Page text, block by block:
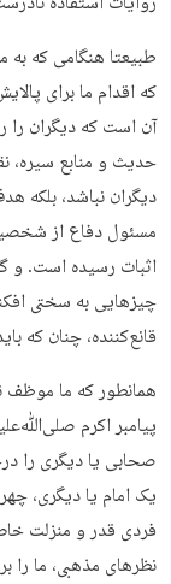
طبیعتا هنگامی که به
که اقدام ما برای
آن است که دیگران را
حدیث و منابع سیره،
دیگران نباشد، بلکه
مسئول دفاع از
اثبات رسیده است. و
چیزهایی به سختی
قانع‌کننده، چنان که
همانطور که ما موظف
پیامبر اکرم
صحابی یا دیگری را
یک امام یا دیگری،
فردی قدر و منزلت
نظرهای مذهبی، ما را